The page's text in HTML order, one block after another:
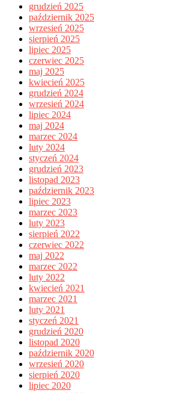
grudzień 2025
październik 2025
wrzesień 2025
sierpień 2025
lipiec 2025
czerwiec 2025
maj 2025
kwiecień 2025
grudzień 2024
wrzesień 2024
lipiec 2024
maj 2024
marzec 2024
luty 2024
styczeń 2024
grudzień 2023
listopad 2023
październik 2023
lipiec 2023
marzec 2023
luty 2023
sierpień 2022
czerwiec 2022
maj 2022
marzec 2022
luty 2022
kwiecień 2021
marzec 2021
luty 2021
styczeń 2021
grudzień 2020
listopad 2020
październik 2020
wrzesień 2020
sierpień 2020
lipiec 2020